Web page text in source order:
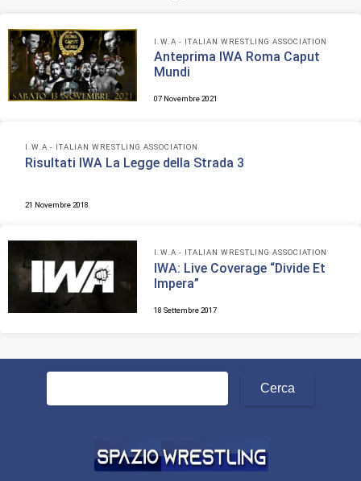
I.W.A - ITALIAN WRESTLING ASSOCIATION
Anteprima IWA Roma Caput
Mundi
07 Novembre 2021
I.W.A - ITALIAN WRESTLING ASSOCIATION
Risultati IWA La Legge della Strada 3
21 Novembre 2018
I.W.A - ITALIAN WRESTLING ASSOCIATION
IWA: Live Coverage “Divide Et
Impera”
18 Settembre 2017
Ricerca